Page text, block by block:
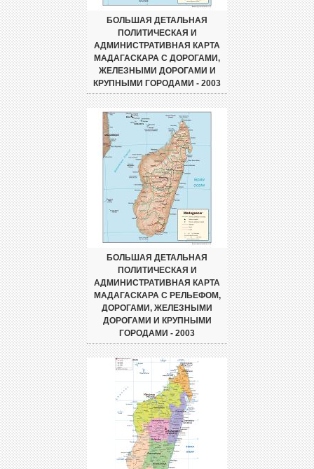
БОЛЬШАЯ ДЕТАЛЬНАЯ
ПОЛИТИЧЕСКАЯ И
АДМИНИСТРАТИВНАЯ КАРТА
МАДАГАСКАРА С ДОРОГАМИ,
ЖЕЛЕЗНЫМИ ДОРОГАМИ И
КРУПНЫМИ ГОРОДАМИ - 2003
БОЛЬШАЯ ДЕТАЛЬНАЯ
ПОЛИТИЧЕСКАЯ И
АДМИНИСТРАТИВНАЯ КАРТА
МАДАГАСКАРА С РЕЛЬЕФОМ,
ДОРОГАМИ, ЖЕЛЕЗНЫМИ
ДОРОГАМИ И КРУПНЫМИ
ГОРОДАМИ - 2003